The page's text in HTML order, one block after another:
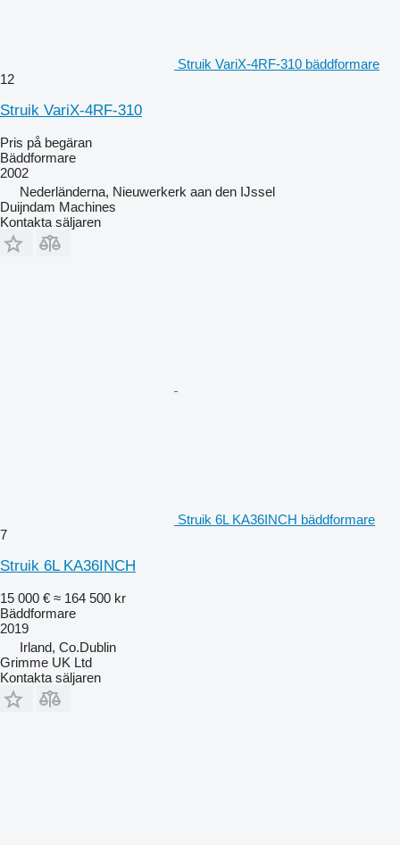
Struik VariX-4RF-310 bäddformare
12
Struik VariX-4RF-310
Pris på begäran
Bäddformare
2002
Nederländerna, Nieuwerkerk aan den IJssel
Duijndam Machines
Kontakta säljaren
Struik 6L KA36INCH bäddformare
7
Struik 6L KA36INCH
15 000 € ≈ 164 500 kr
Bäddformare
2019
Irland, Co.Dublin
Grimme UK Ltd
Kontakta säljaren